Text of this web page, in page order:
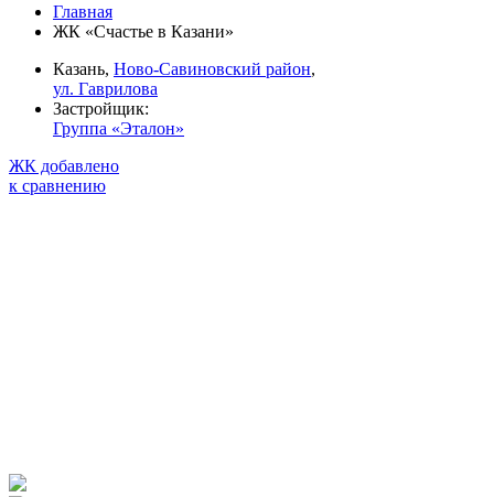
Главная
ЖК «Счастье в Казани»
Казань, Ново-Савиновский район,
ул. Гаврилова
Застройщик:
Группа «Эталон»
ЖК добавлено
к сравнению